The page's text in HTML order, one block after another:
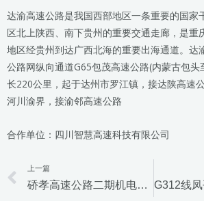
达渝高速公路是我国西部地区一条重要的国家
区北上陕西、南下贵州的重要交通走廊，是重
地区经贵州到达广西北海的重要出海通道。达
公路网纵向通道G65包茂高速公路(内蒙古包
长220公里，起于达州市罗江镇，接达陕高速
河川渝界，接渝邻高速公路
合作单位：四川智慧高速科技有限公司
Prev
上一篇
硚孝高速公路二期机电项目 G312线